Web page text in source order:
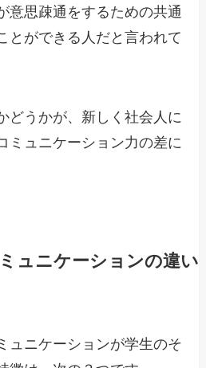
意思疎通をするための共通
とができる人だと言われて
どうかが、新しく社会人に
ミュニケーション力の差に
ュニケーションの違い
ュニケーションが学生のそ